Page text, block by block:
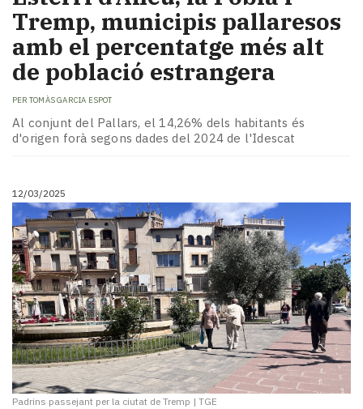
Tremp, municipis pallaresos
amb el percentatge més alt
de població estrangera
PER TOMÀS GARCIA ESPOT
Al conjunt del Pallars, el 14,26% dels habitants és
d'origen forà segons dades del 2024 de l'Idescat
12/03/2025
Padrins passejant per la ciutat de Tremp | TGE